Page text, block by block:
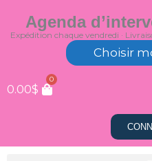
au
Agenda
Expédition chaque vendredi ·
Choisir
0.00$
0